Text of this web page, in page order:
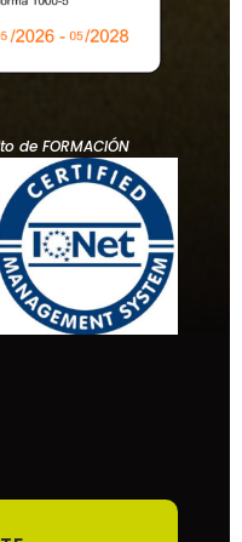
de FORMACIÓN